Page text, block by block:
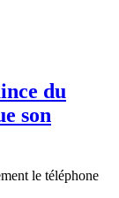
du
son
le téléphone